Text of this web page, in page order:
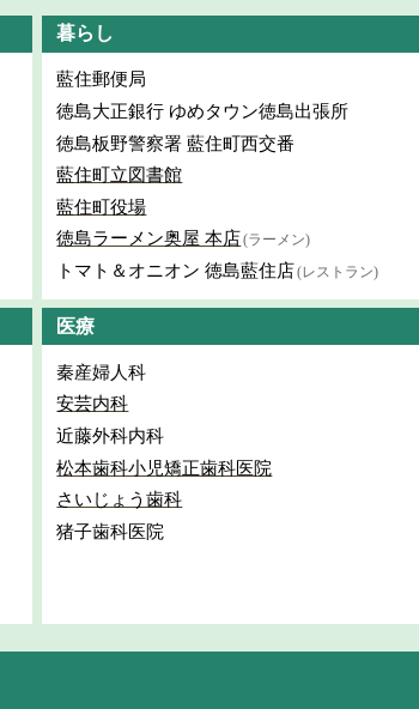
暮らし
藍住郵便局
徳島大正銀行 ゆめタウン徳島出張所
徳島板野警察署 藍住町西交番
藍住町立図書館
藍住町役場
徳島ラーメン奥屋 本店(ラーメン)
トマト＆オニオン 徳島藍住店(レストラン)
医療
秦産婦人科
安芸内科
近藤外科内科
松本歯科小児矯正歯科医院
さいじょう歯科
猪子歯科医院